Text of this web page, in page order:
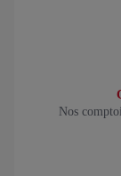
Nos